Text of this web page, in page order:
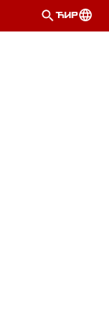
ЋИР